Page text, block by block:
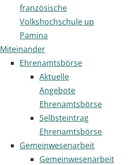
französische
Volkshochschule up
Pamina
Miteinander
Ehrenamtsbörse
Aktuelle
Angebote
Ehrenamtsbörse
Selbsteintrag
Ehrenamtsbörse
Gemeinwesenarbeit
Gemeinwesenarbeit